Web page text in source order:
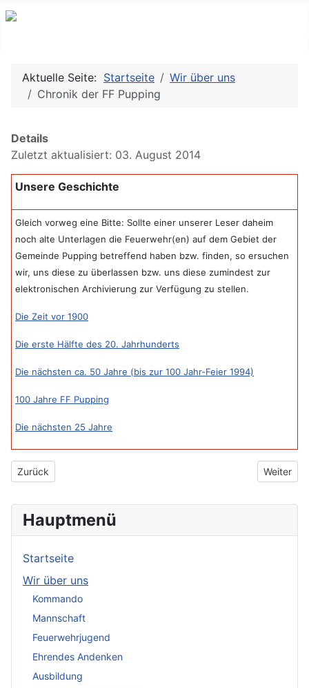
Hauptmenü
Startseite
Wir über uns
Kommando
Mannschaft
Feuerwehrjugend
Ehrendes Andenken
Ausbildung
Aktuelle Seite: Startseite
Wir über uns
Chronik der FF Pupping
Details
Zuletzt aktualisiert: 03. August 2014
Unsere Geschichte
Gleich vorweg eine Bitte: Sollte einer unserer Leser daheim
noch alte Unterlagen die Feuerwehr(en) auf dem Gebiet der
Gemeinde Pupping betreffend haben bzw. finden, so ersuchen
wir, uns diese zu überlassen bzw. uns diese zumindest zur
elektronischen Archivierung zur Verfügung zu stellen.
Die Zeit vor 1900
Die erste Hälfte des 20. Jahrhunderts
Die nächsten ca. 50 Jahre (bis zur 100 Jahr-Feier 1994)
100 Jahre FF Pupping
Die nächsten 25 Jahre
Vorheriger Beitrag: Die nächsten 25 Jahre
Zurück Nächster
Weiter